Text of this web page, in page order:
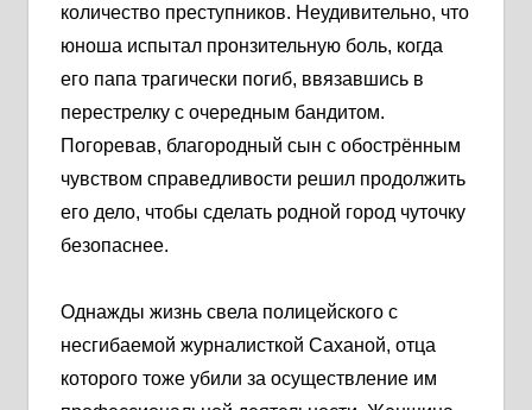
количество преступников. Неудивительно, что
юноша испытал пронзительную боль, когда
его папа трагически погиб, ввязавшись в
перестрелку с очередным бандитом.
Погоревав, благородный сын с обострённым
чувством справедливости решил продолжить
его дело, чтобы сделать родной город чуточку
безопаснее.
Однажды жизнь свела полицейского с
несгибаемой журналисткой Саханой, отца
которого тоже убили за осуществление им